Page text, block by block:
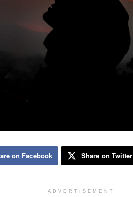
on Facebook Share on Twitter
ADVERTISEMENT